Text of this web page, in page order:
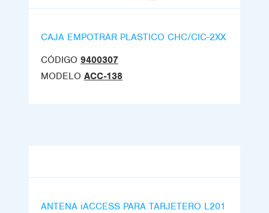
CAJA EMPOTRAR PLASTICO CHC/CIC-2XX
CÓDIGO 9400307
MODELO ACC-138
ANTENA iACCESS PARA TARJETERO L201